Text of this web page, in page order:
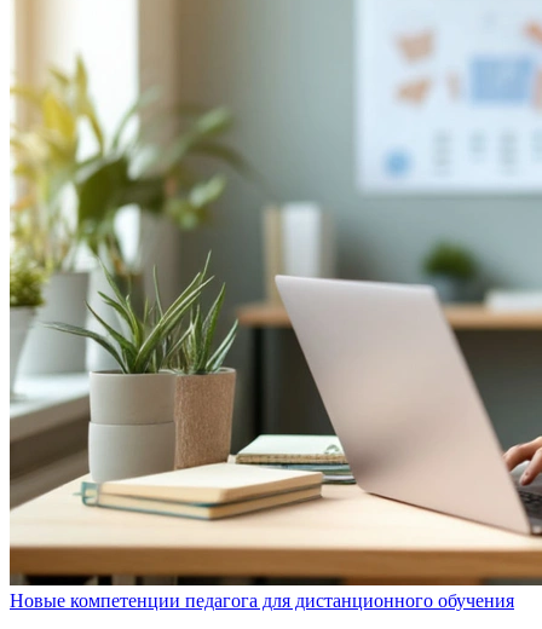
Новые компетенции педагога для дистанционного обучения